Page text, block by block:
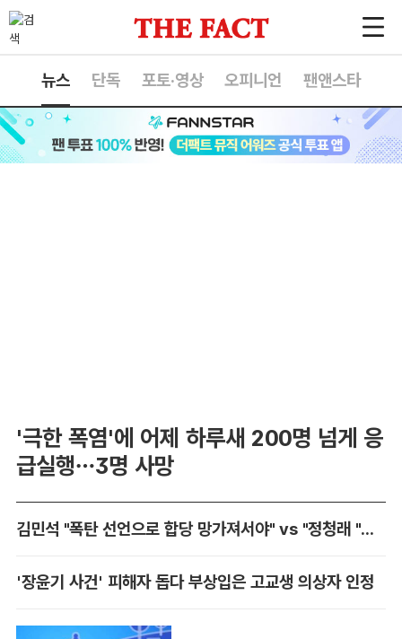
뉴스 단독 포토·영상 오피니언 팬앤스타
'극한 폭염'에 어제 하루새 200명 넘게 응
급실행…3명 사망
김민석 "폭탄 선언으로 합당 망가져서야" vs "정청래 "남 탓 전문가"
'장윤기 사건' 피해자 돕다 부상입은 고교생 의상자 인정